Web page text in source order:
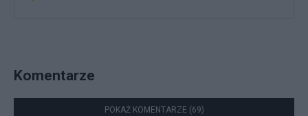
Komentarze
POKAŻ KOMENTARZE (69)